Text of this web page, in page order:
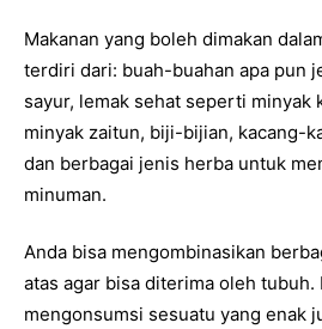
Makanan yang boleh dimakan
terdiri dari: buah-buahan apa pun
sayur, lemak sehat seperti minyak
minyak zaitun, biji-bijian, kacang-
dan berbagai jenis herba untuk
minuman.
Anda bisa mengombinasikan
atas agar bisa diterima oleh
mengonsumsi sesuatu yang enak